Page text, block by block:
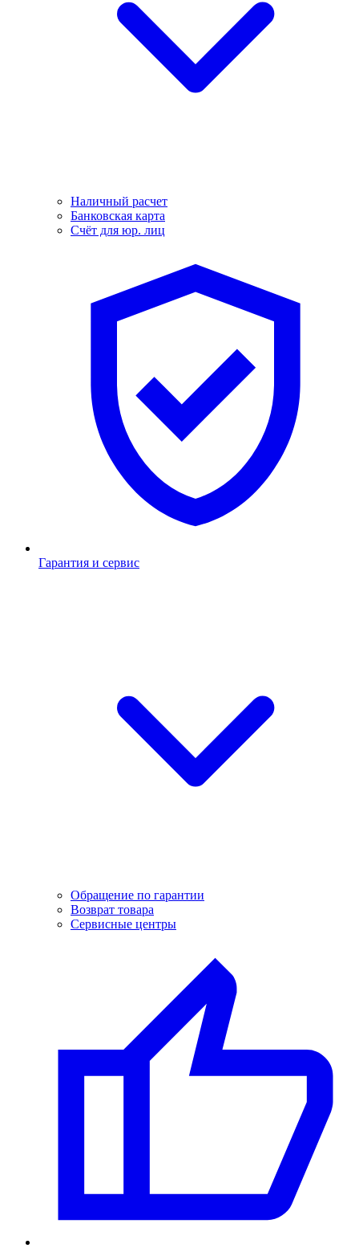
Наличный расчет
Банковская карта
Счёт для юр. лиц
Гарантия и сервис
Обращение по гарантии
Возврат товара
Сервисные центры